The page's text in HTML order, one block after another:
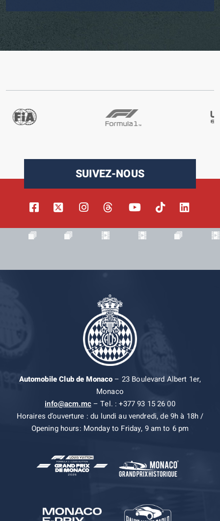
SUIVEZ-NOUS
Automobile Club de Monaco– 23 Boulevard Albert 1er,
Monaco
info@acm.mc– Tel. : +377 93 15 26 00
Horaires d’ouverture : du lundi au vendredi, de 9h à 18h /
Opening hours: Monday to Friday, 9 am to 6 pm